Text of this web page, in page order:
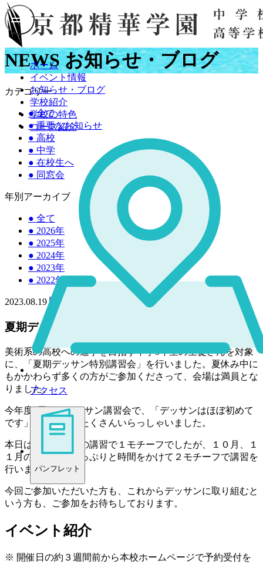
ホーム
イベント情報
お知らせ・ブログ
学校紹介
学校の特色
コース紹介
アクセス
パンフレット
NEWS お知らせ・ブログ
カテゴリー
●全て
●重要なお知らせ
● 高校
● 中学
● 在校生へ
● 同窓会
年別アーカイブ
● 全て
● 2026年
● 2025年
● 2024年
● 2023年
● 2022年
2023.08.19 中学
夏期デッサン特別講習会を開催しました
美術系の高校への進学を目指す中学3年生の生徒さんを対象
に、「夏期デッサン特別講習会」を行いました。夏休み中に
もかかわらず多くの方がご参加くださって、会場は満員とな
りました。
今年度1回目のデッサン講習会で、「デッサンはほぼ初めて
です」という方もたくさんいらっしゃいました。
本日は午前中だけの講習で１モチーフでしたが、１０月、１
１月の講習ではたっぷりと時間をかけて２モチーフで講習を
行います。
今回ご参加いただいた方も、これからデッサンに取り組むと
いう方も、ご参加をお待ちしております。
イベント紹介
※ 開催日の約３週間前から本校ホームページで予約受付を